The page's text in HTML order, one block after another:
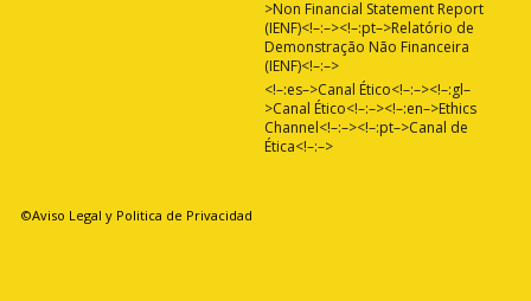
>Non Financial Statement Report
(IENF)<!–:–><!–:pt–>Relatório de
Demonstração Não Financeira
(IENF)<!–:–>
<!–:es–>Canal Ético<!–:–><!–:gl–
>Canal Ético<!–:–><!–:en–>Ethics
Channel<!–:–><!–:pt–>Canal de
Ética<!–:–>
©Aviso Legal y Politica de Privacidad